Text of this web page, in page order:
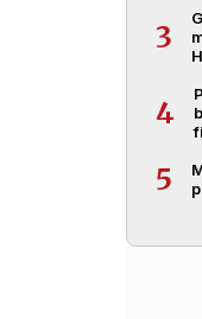
3
4
5